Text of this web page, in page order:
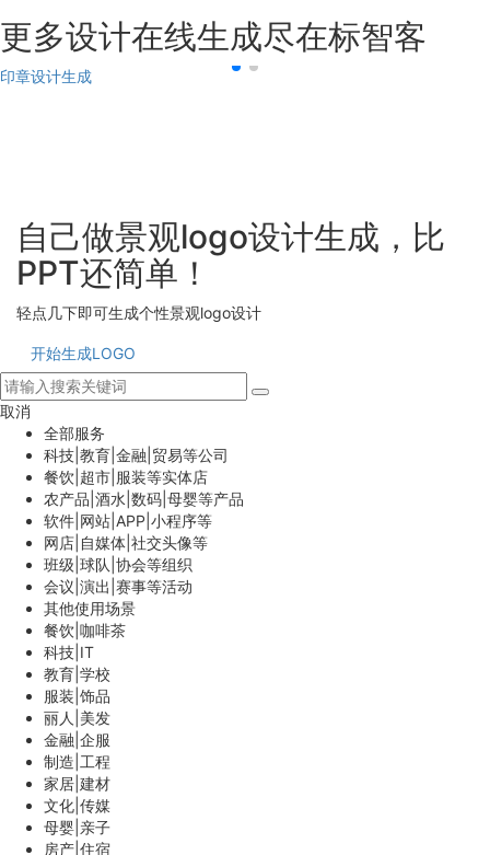
更多设计在线生成尽在标智客
印章设计生成
自己做景观logo设计生成，比
PPT还简单！
轻点几下即可生成个性景观logo设计
开始生成LOGO
取消
全部服务
科技|教育|金融|贸易等公司
餐饮|超市|服装等实体店
农产品|酒水|数码|母婴等产品
软件|网站|APP|小程序等
网店|自媒体|社交头像等
班级|球队|协会等组织
会议|演出|赛事等活动
其他使用场景
餐饮|咖啡茶
科技|IT
教育|学校
服装|饰品
丽人|美发
金融|企服
制造|工程
家居|建材
文化|传媒
母婴|亲子
房产|住宿